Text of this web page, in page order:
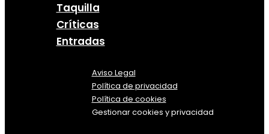
Taquilla
Críticas
Entradas
Aviso Legal
Política de privacidad
Política de cookies
Gestionar cookies y privacidad